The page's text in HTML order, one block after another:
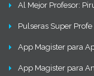
Al Mejor Profesor:
Pulseras Super Profe
App Magister para
App Magister para